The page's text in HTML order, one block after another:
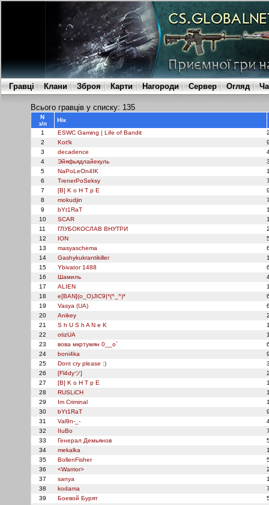
Гравці Клани Зброя Карти Нагороди Сервер Огляд